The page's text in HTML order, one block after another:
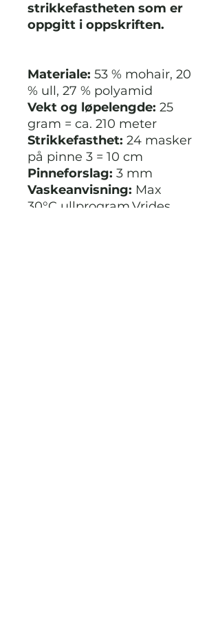
strikkefastheten som er
oppgitt i oppskriften.
Materiale: 53 % mohair, 20
% ull, 27 % polyamid
Vekt og løpelengde: 25
gram = ca. 210 meter
Strikkefasthet: 24 masker
på pinne 3 = 10 cm
Pinneforslag: 3 mm
Vaskeanvisning: Max
30°C ullprogram.Vrides